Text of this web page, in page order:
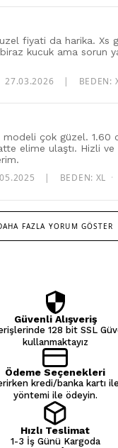
fiyati da harika. Xs
kucuk ama sorun
27.03.2026 | BEDEN:
modeli çok güzel. 1.60
elime ulaştı. Hizli ve
| BEDEN: XL ·
FAZLA YORUM GÖSTER
Güvenli Alışveriş
128 bit SSL
kullanmaktayız
Ödeme Seçenekleri
kredi/banka kartı
yöntemi ile ödeyin.
Hızlı Teslimat
1-3 İş Günü Kargoda